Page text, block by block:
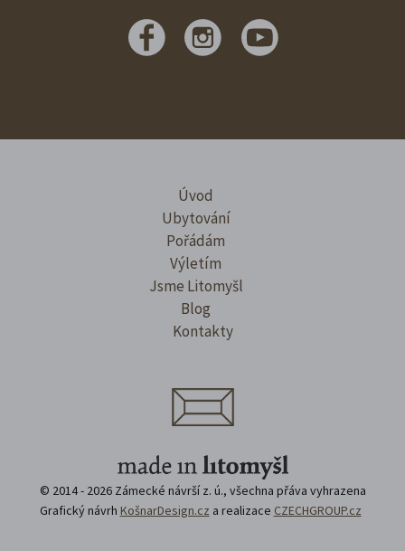
Úvod
Ubytování
Pořádám
Výletím
Jsme Litomyšl
Blog
Kontakty
© 2014 - 2026 Zámecké návrší z. ú., všechna přáva vyhrazena
Grafický návrh KošnarDesign.cz a realizace CZECHGROUP.cz